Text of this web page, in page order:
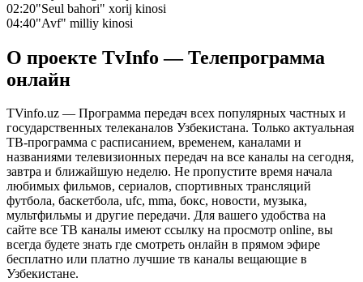
02:20"Seul bahori" xorij kinosi
04:40"Avf" milliy kinosi
О проекте TvInfo — Телепрограмма
онлайн
TVinfo.uz — Программа передач всех популярных частных и
государственных телеканалов Узбекистана. Только актуальная
ТВ-программа с расписанием, временем, каналами и
названиями телевизионных передач на все каналы на сегодня,
завтра и ближайшую неделю. Не пропустите время начала
любимых фильмов, сериалов, спортивных трансляций
футбола, баскетбола, ufc, mma, бокс, новости, музыка,
мультфильмы и другие передачи. Для вашего удобства на
сайте все ТВ каналы имеют ссылку на просмотр online, вы
всегда будете знать где смотреть онлайн в прямом эфире
бесплатно или платно лучшие тв каналы вещающие в
Узбекистане.